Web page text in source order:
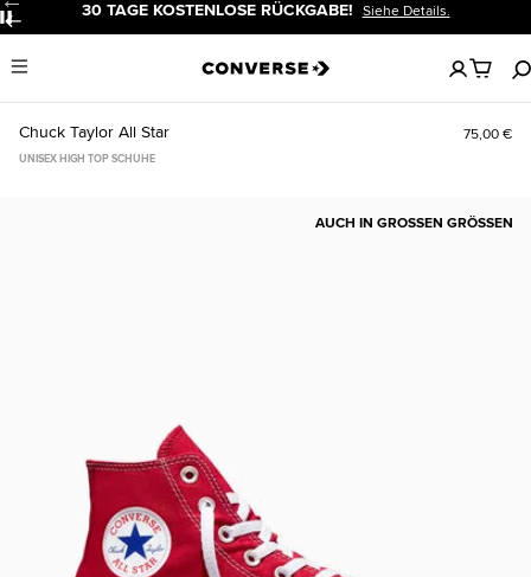
Pause 30 TAGE KOSTENLOSE RÜCKGABE! Siehe Details.
Menu
Keine
artikel
in
Chuck Taylor All Star 75,00 €
UNISEX HIGH TOP SCHUHE
AUCH IN GROSSEN GRÖSSEN